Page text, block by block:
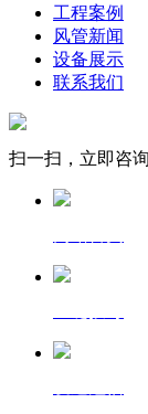
工程案例
风管新闻
设备展示
联系我们
扫一扫，立即咨询